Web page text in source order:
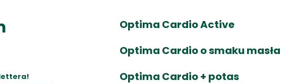
Optima Cardio Active
Optima Cardio o smaku masła
Optima Cardio + potas